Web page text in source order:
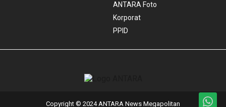
ANTARA Foto
Korporat
PPID
Copyright © 2024 ANTARA News Megapolitan